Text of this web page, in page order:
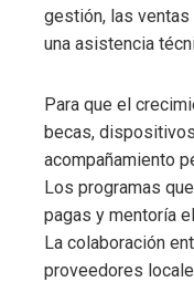
gestión, las
una asistencia
Para que el
becas,
acompañamiento
Los programas
pagas y mentoría
La colaboración
proveedores